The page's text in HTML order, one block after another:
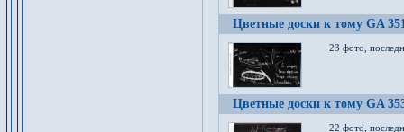
Цветные доски к тому GA
23 фото,
Цветные доски к тому GA
22 фото,